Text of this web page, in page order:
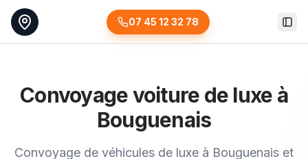
07 45 12 32 78
Convoyage voiture de luxe à
Bouguenais
Convoyage de véhicules de luxe à Bouguenais et